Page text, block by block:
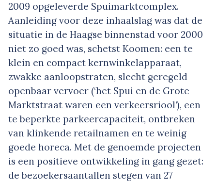
2009 opgeleverde Spuimarktcomplex.
Aanleiding voor deze inhaalslag was dat de
situatie in de Haagse binnenstad voor 2000
niet zo goed was, schetst Koomen: een te
klein en compact kernwinkelapparaat,
zwakke aanloopstraten, slecht geregeld
openbaar vervoer (‘het Spui en de Grote
Marktstraat waren een verkeersriool’), een
te beperkte parkeercapaciteit, ontbreken
van klinkende retailnamen en te weinig
goede horeca. Met de genoemde projecten
is een positieve ontwikkeling in gang gezet:
de bezoekersaantallen stegen van 27